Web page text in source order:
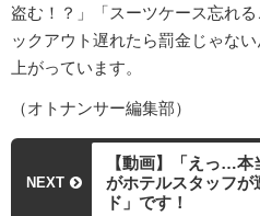
盗む！？」「スーツケース忘れ
ックアウト遅れたら罰金じゃな
上がっています。
（オトナンサー編集部）
NEXT
【動画】「えっ…
がホテルスタッフが
ド」です！